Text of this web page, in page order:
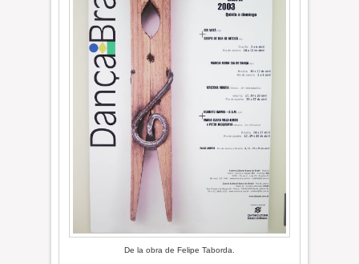
De la obra de Felipe Taborda.